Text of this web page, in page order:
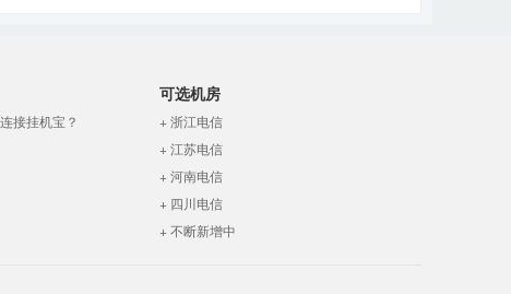
接挂机宝？
可选机房
+ 浙江电信
+ 江苏电信
+ 河南电信
+ 四川电信
+ 不断新增中